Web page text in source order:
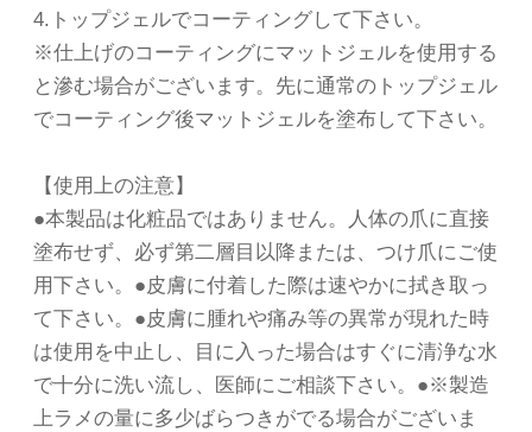
4.トップジェルでコーティングして下さい。
※仕上げのコーティングにマットジェルを使用する
と滲む場合がございます。先に通常のトップジェル
でコーティング後マットジェルを塗布して下さい。
【使用上の注意】
●本製品は化粧品ではありません。人体の爪に直接
塗布せず、必ず第二層目以降または、つけ爪にご使
用下さい。●皮膚に付着した際は速やかに拭き取っ
て下さい。●皮膚に腫れや痛み等の異常が現れた時
は使用を中止し、目に入った場合はすぐに清浄な水
で十分に洗い流し、医師にご相談下さい。●※製造
上ラメの量に多少ばらつきがでる場合がございま